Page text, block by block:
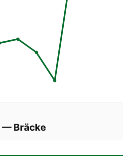
—Bräcke